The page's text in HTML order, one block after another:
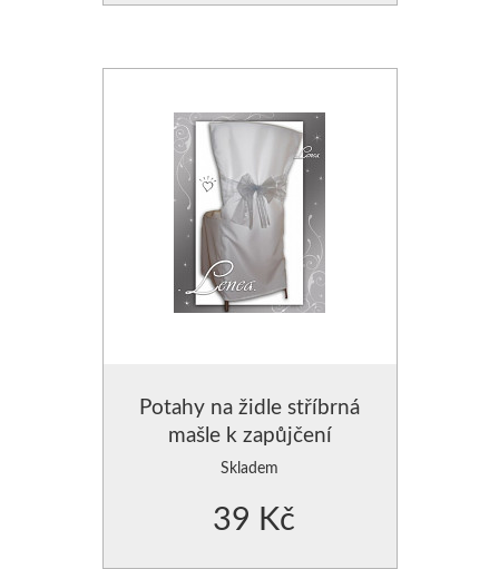
Potahy na židle stříbrná
mašle k zapůjčení
Skladem
39 Kč